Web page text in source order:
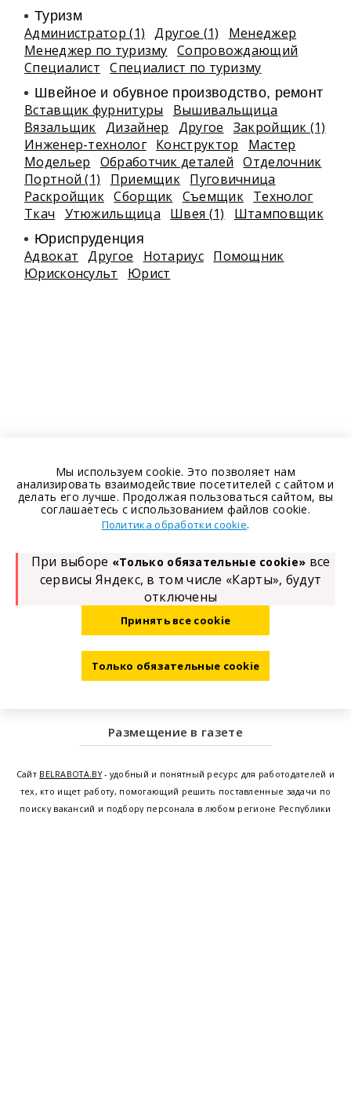
Туризм
Администратор (1) Другое (1)
Менеджер
Менеджер по туризму Сопровождающий
Специалист
Специалист по туризму
Швейное и обувное производство, ремонт
Вставщик фурнитуры
Вышивальщица
Вязальщик Дизайнер Другое
Закройщик (1)
Инженер-технолог Конструктор
Мастер
Модельер
Обработчик деталей
Отделочник
Портной (1)
Приемщик Пуговичница
Раскройщик Сборщик Съемщик Технолог
Ткач
Утюжильщица Швея (1) Штамповщик
Юриспруденция
Адвокат Другое Нотариус Помощник
Юрисконсульт
Юрист
Размещение в газете
Сайт BELRABOTA.BY- удобный и понятный ресурс для работодателей и
тех, кто ищет работу, помогающий решить поставленные задачи по
поиску вакансий и подбору персонала в любом регионе Республики
Мы используем cookie. Это позволяет нам
анализировать взаимодействие посетителей с сайтом и
делать его лучше. Продолжая пользоваться сайтом, вы
соглашаетесь с использованием файлов cookie.
Политика обработки cookie.
При выборе «Только обязательные cookie» все
сервисы Яндекс, в том числе «Карты», будут
отключены
Принять все cookie
Только обязательные cookie